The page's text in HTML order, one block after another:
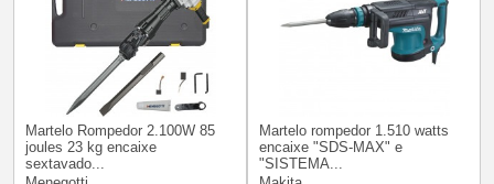
Martelo Rompedor 2.100W 85
joules 23 kg encaixe
sextavado...
Martelo rompedor 1.510 watts
encaixe "SDS-MAX" e
"SISTEMA...